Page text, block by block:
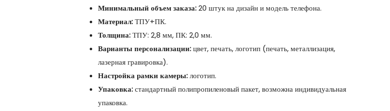
Минимальный объем заказа:20 штук на дизайн и модель телефона.
Материал:ТПУ+ПК.
Толщина:ТПУ: 2,8 мм, ПК: 2,0 мм.
Варианты персонализации:цвет, печать, логотип (печать, металлизация,
лазерная гравировка).
Настройка рамки камеры:логотип.
Упаковка:стандартный полипропиленовый пакет, возможна индивидуальная
упаковка.